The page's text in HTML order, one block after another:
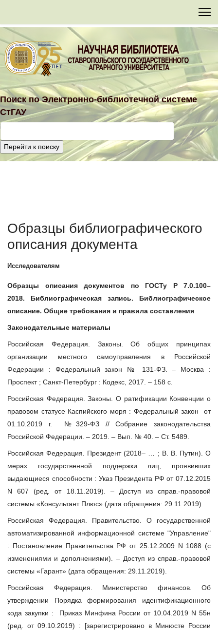
Поиск поЭлектронно-библиотечнойсистеме
СтГАУ
Образцы библиографического
описания документа
Исследователям
Образцы описания документов по ГОСТу Р 7.0.100–
2018. Библиографическая запись. Библиографическое
описание. Общие требования и правила составления
Законодательные материалы
Российская Федерация. Законы. Об общих принципах
организации местного самоуправления в Российской
Федерации : Федеральный закон № 131-ФЗ. – Москва :
Проспект ; Санкт-Петербург : Кодекс, 2017. – 158 с.
Российская Федерация. Законы. О ратификации Конвенции о
правовом статусе Каспийского моря : Федеральный закон от
01.10.2019 г. №329-ФЗ // Собрание законодательства
Российской Федерации. – 2019. – Вып. № 40. – Ст. 5489.
Российская Федерация. Президент (2018– … ; В. В. Путин). О
мерах государственной поддержки лиц, проявивших
выдающиеся способности : Указ Президента РФ от 07.12.2015
N 607 (ред. от 18.11.2019). – Доступ из справ.-правовой
системы «Консультант Плюс» (дата обращения: 29.11.2019).
Российская Федерация. Правительство. О государственной
автоматизированной информационной системе "Управление"
: Постановление Правительства РФ от 25.12.2009 N 1088 (с
изменениями и дополнениями). – Доступ из справ.-правовой
системы «Гарант» (дата обращения: 29.11.2019).
Российская Федерация. Министерство финансов. Об
утверждении Порядка формирования идентификационного
кода закупки : Приказ Минфина России от 10.04.2019 N 55н
(ред. от 09.10.2019) : [зарегистрировано в Минюсте России